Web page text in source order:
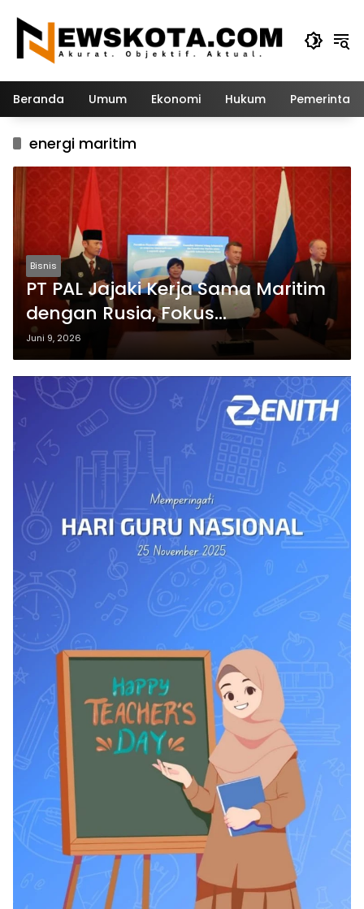
konten
Beranda Umum Ekonomi Hukum
energi maritim
Bisnis
PT PAL Jajaki Kerja Sama Maritim
dengan Rusia, Fokus
Pengembangan Energi dan
Teknologi Kapal
Juni 9, 2026